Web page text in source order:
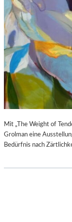
Mit „The Weight of
Grolman eine
Bedürfnis nach